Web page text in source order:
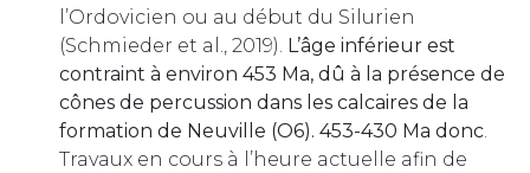
l’Ordovicien ou au début du Silurien
(Schmieder et al., 2019). L’âge inférieur est
contraint à environ 453 Ma, dû à la présence de
cônes de percussion dans les calcaires de la
formation de Neuville (O6). 453-430 Ma donc.
Travaux en cours à l’heure actuelle afin de